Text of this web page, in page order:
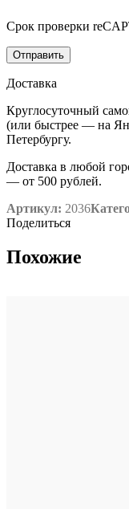
Срок проверки
Доставка
Круглосуточный
(или быстрее — на
Петербургу.
Доставка в любой
— от 500 рублей.
Артикул: 2036
Поделиться
Похожие